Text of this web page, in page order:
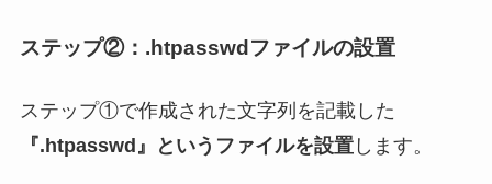
ステップ②：.htpasswdファイルの設置
ステップ①で作成された文字列を記載した
『.htpasswd』というファイルを設置します。